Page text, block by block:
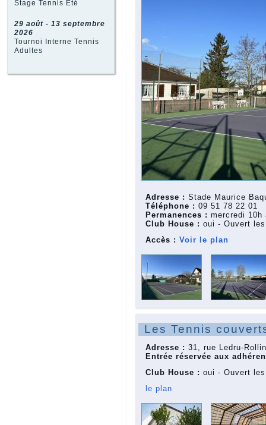
Stage Tennis Eté
29 août - 13 septembre
2026
Tournoi Interne Tennis
Adultes
Adresse : Stade Maurice
Téléphone : 09 51 78 22 01
Permanences : mercredi 10h
Club House : oui - Ouvert
Accès : Voir le plan
Les Tennis
Adresse : 31, rue Ledru-
Entrée réservée aux
Club House : oui - Ouvert
le plan